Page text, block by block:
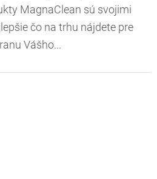
MagnaClean sú svojimi
čo na trhu nájdete pre
Vášho...